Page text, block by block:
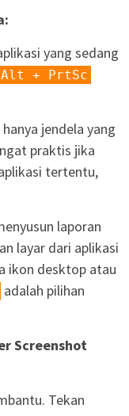
yang sedang
Alt + PrtSc
jendela yang
praktis jika
tertentu,
laporan
layar dari aplikasi
ikon desktop atau
adalah pilihan
Screenshot
Tekan